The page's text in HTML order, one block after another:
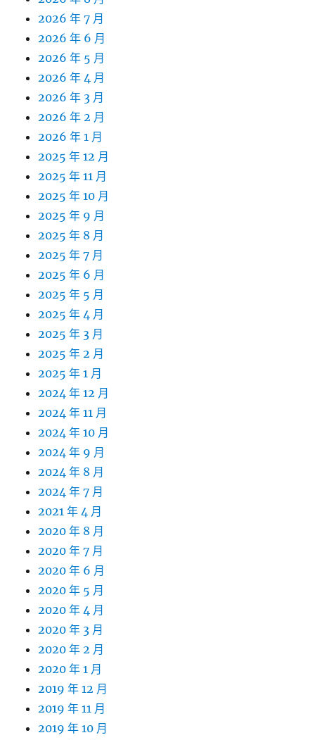
2026 年 7 月
2026 年 6 月
2026 年 5 月
2026 年 4 月
2026 年 3 月
2026 年 2 月
2026 年 1 月
2025 年 12 月
2025 年 11 月
2025 年 10 月
2025 年 9 月
2025 年 8 月
2025 年 7 月
2025 年 6 月
2025 年 5 月
2025 年 4 月
2025 年 3 月
2025 年 2 月
2025 年 1 月
2024 年 12 月
2024 年 11 月
2024 年 10 月
2024 年 9 月
2024 年 8 月
2024 年 7 月
2021 年 4 月
2020 年 8 月
2020 年 7 月
2020 年 6 月
2020 年 5 月
2020 年 4 月
2020 年 3 月
2020 年 2 月
2020 年 1 月
2019 年 12 月
2019 年 11 月
2019 年 10 月